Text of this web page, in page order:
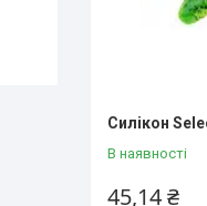
Силікон
В наявності
45,14 ₴